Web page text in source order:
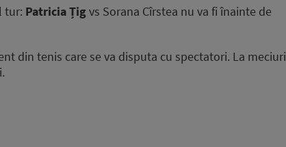
tur: Patricia Țig vs Sorana Cîrstea nu va fi înainte de
din tenis care se va disputa cu spectatori. La meciuri